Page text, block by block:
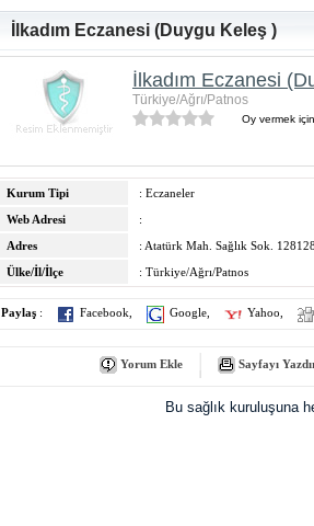
İlkadım Eczanesi (Duygu Keleş )
İlkadım Eczanesi
Türkiye/Ağrı/Patnos
Oy vermek için
Kurum Tipi
: Eczaneler
Web Adresi
:
Adres
: Atatürk Mah. Sağlık Sok. 128128
Ülke/İl/İlçe
: Türkiye/Ağrı/Patnos
Paylaş : Facebook Google Yahoo
Yorum Ekle Sayfayı
Bu sağlık kuruluşuna